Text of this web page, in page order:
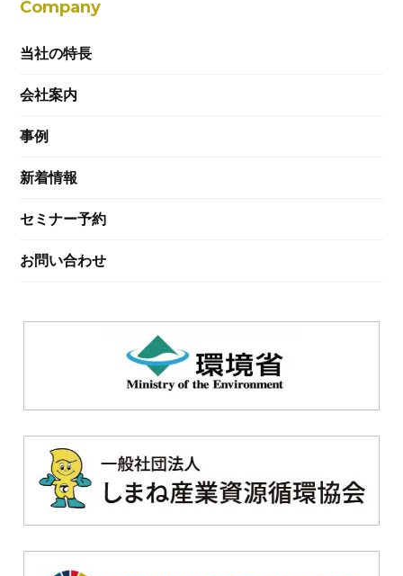
Company
当社の特長
会社案内
事例
新着情報
セミナー予約
お問い合わせ